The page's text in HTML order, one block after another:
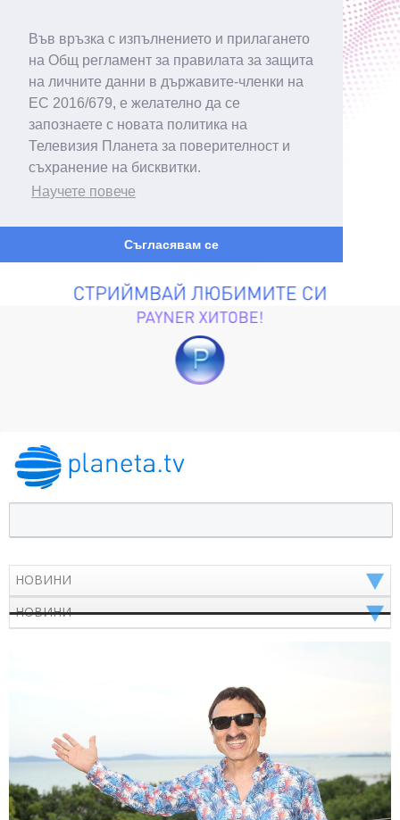
Във връзка с изпълнението и прилагането
на Общ регламент за правилата за защита
на личните данни в държавите-членки на
ЕС 2016/679, е желателно да се
запознаете с новата политика на
Телевизия Планета за поверителност и
съхранение на бисквитки.
Научете повече
Съгласявам се